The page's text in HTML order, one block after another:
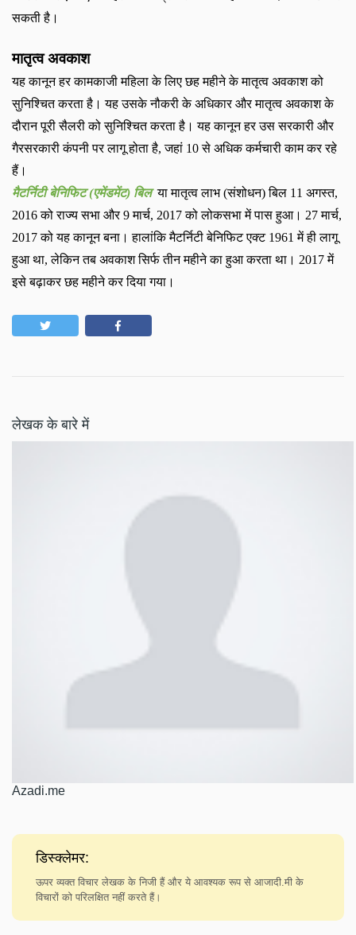
सकती है।
मातृत्‍व अवकाश
यह कानून हर कामकाजी महिला के लिए छह महीने के मातृत्व अवकाश को
सुनिश्चित करता है। यह उसके नौकरी के अधिकार और मातृत्‍व अवकाश के
दौरान पूरी सैलरी को सुनिश्चित करता है। यह कानून हर उस सरकारी और
गैरसरकारी कंपनी पर लागू होता है,जहां 10से अधिक कर्मचारी काम कर रहे
हैं।
मैटर्निटी बेनिफिट (एमेंडमेंट) बिल या मातृत्‍व लाभ (संशोधन) बिल 11 अगस्‍त,
2016को राज्‍य सभा और9मार्च, 2017को लोकसभा में पास हुआ। 27मार्च,
2017को यह कानून बना। हालांकि मैटर्निटी बेनिफिट एक्‍ट 1961 में ही लागू
हुआ था,लेकिन तब अवकाश सिर्फ तीन महीने का हुआ करता था। 2017में
इसे बढ़ाकर छह महीने कर दिया गया।
लेखक के बारे में
Azadi.me
डिस्क्लेमर:
ऊपर व्यक्त विचार लेखक के निजी हैं और ये आवश्यक रूप से आजादी.मी के
विचारों को परिलक्षित नहीं करते हैं।